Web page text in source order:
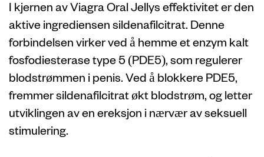
I kjernen av Viagra Oral Jellys effektivitet er den
aktive ingrediensen sildenafilcitrat. Denne
forbindelsen virker ved å hemme et enzym kalt
fosfodiesterase type 5 (PDE5), som regulerer
blodstrømmen i penis. Ved å blokkere PDE5,
fremmer sildenafilcitrat økt blodstrøm, og letter
utviklingen av en ereksjon i nærvær av seksuell
stimulering.